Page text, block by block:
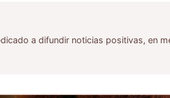
a difundir noticias positivas, en